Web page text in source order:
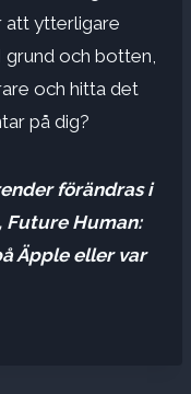
att ytterligare
och botten,
och hitta det
på dig?
förändras i
Future Human:
Äppleeller var